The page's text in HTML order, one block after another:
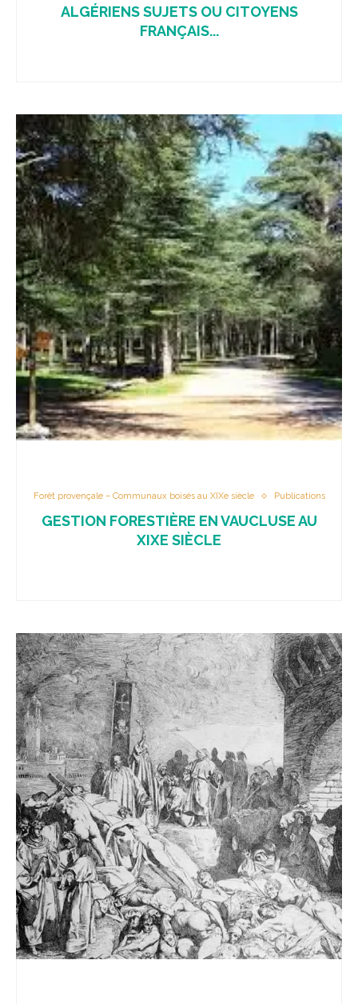
ALGÉRIENS SUJETS OU CITOYENS
FRANÇAIS...
Forêt provençale – Communaux boisés au XIXe siècle Publications
GESTION FORESTIÈRE EN VAUCLUSE AU
XIXE SIÈCLE